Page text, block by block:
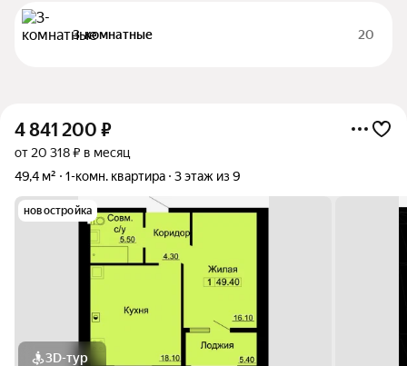
3-комнатные 20
4 841 200 ₽
от 20 318 ₽ в месяц
49,4 м²
1-комн. квартира 3 этаж из 9
новостройка
3D-тур